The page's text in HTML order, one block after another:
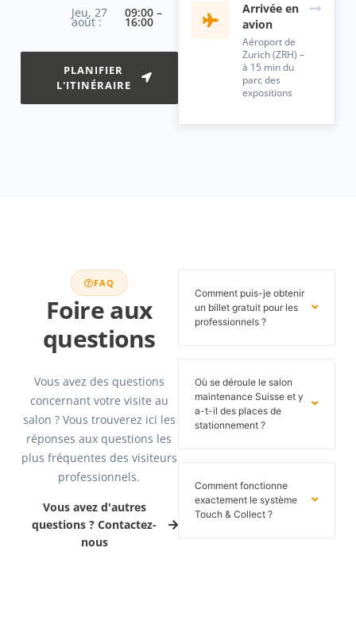
Jeu, 27
août :
09:00 –
16:00
PLANIFIER
L'ITINÉRAIRE
Arrivée en
avion
Aéroport de
Zurich (ZRH) –
à 15 min du
parc des
expositions
FAQ
Foire aux
questions
Vous avez des questions
concernant votre visite au
salon ? Vous trouverez ici les
réponses aux questions les
plus fréquentes des visiteurs
professionnels.
Vous avez d'autres
questions ? Contactez-
nous
Comment puis-je obtenir
un billet gratuit pour les
professionnels ?
Où se déroule le salon
maintenance Suisse et y
a-t-il des places de
stationnement ?
Comment fonctionne
exactement le système
Touch & Collect ?